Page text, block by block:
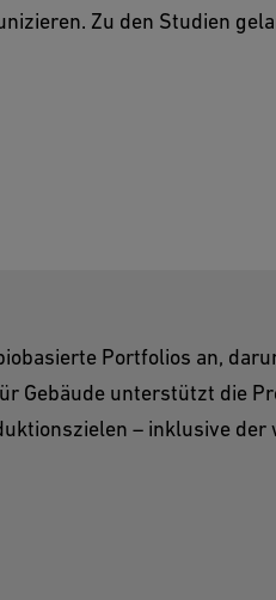
Zu den Studien
Portfolios an,
Gebäude unterstützt die
– inklusive